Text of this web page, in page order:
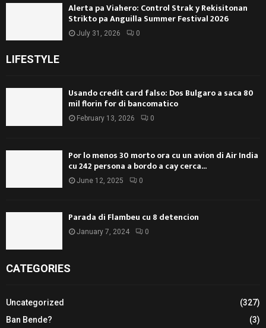
Alerta pa Viahero: Control Strak y Rekisitonan
Strikto pa Anguilla Summer Festival 2026
July 31, 2026 0
LIFESTYLE
Usando credit card falso: Dos Bulgaro a saca 80
mil florin for di bancomatico
February 13, 2026 0
Por lo menos 30 morto ora cu un avion di Air India
cu 242 persona a bordo a cay cerca...
June 12, 2025 0
Parada di Flambeu cu 8 detencion
January 7, 2024 0
CATEGORIES
Uncategorized
(327)
Ban Bende?
(3)